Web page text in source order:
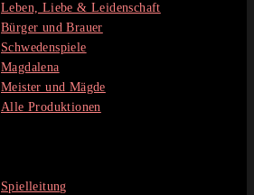
Leben, Liebe & Leidenschaft
Bürger und Brauer
Schwedenspiele
Magdalena
Meister und Mägde
Alle Produktionen
Spielleitung